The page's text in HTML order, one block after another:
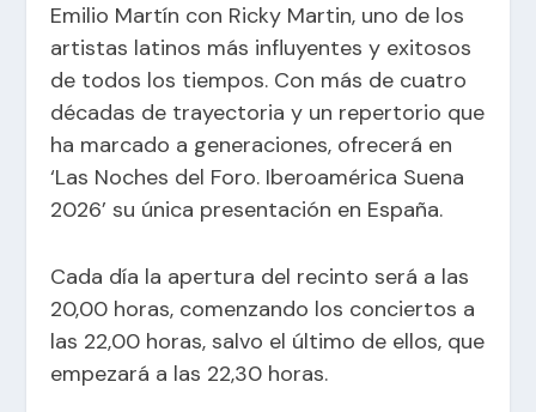
Emilio Martín con Ricky Martin, uno de los
artistas latinos más influyentes y exitosos
de todos los tiempos. Con más de cuatro
décadas de trayectoria y un repertorio que
ha marcado a generaciones, ofrecerá en
‘Las Noches del Foro. Iberoamérica Suena
2026’ su única presentación en España.
Cada día la apertura del recinto será a las
20,00 horas, comenzando los conciertos a
las 22,00 horas, salvo el último de ellos, que
empezará a las 22,30 horas.